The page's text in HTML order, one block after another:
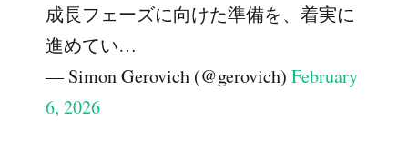
成長フェーズに向けた準備を、着実に
進めてい…
— Simon Gerovich (@gerovich)February
6, 2026